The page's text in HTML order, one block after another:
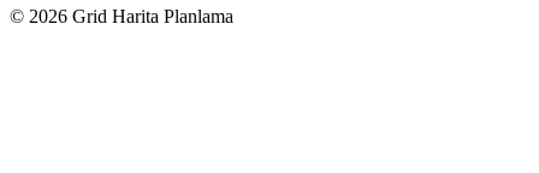
© 2026 Grid Harita Planlama